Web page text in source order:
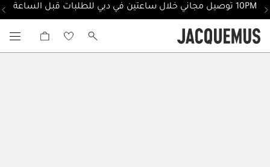
10PM توصيل مجاني خلال ساعتين في دبي للطلبات قبل الساعة